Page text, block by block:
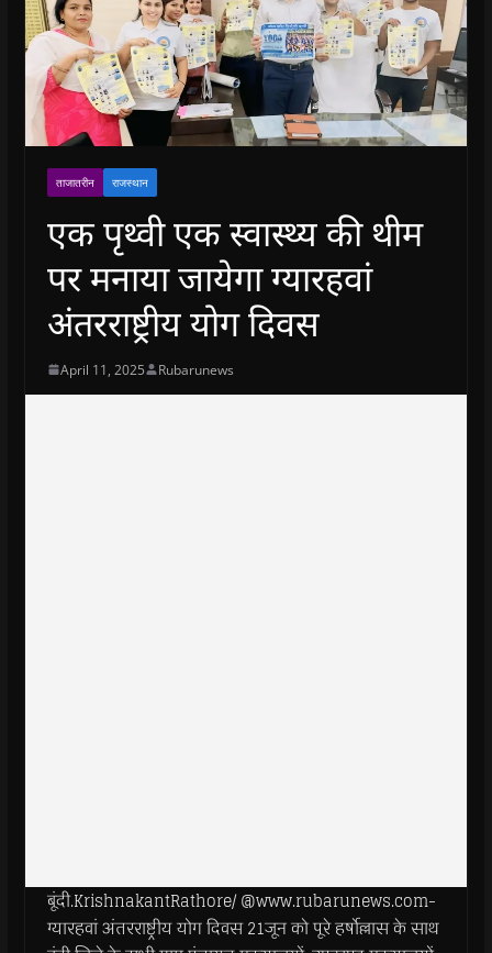
ताजातरीन राजस्थान
एक पृथ्वी एक स्वास्थ्य की थीम
पर मनाया जायेगा ग्यारहवां
अंतरराष्ट्रीय योग दिवस
April 11, 2025 Rubarunews
बूंदी.KrishnakantRathore/ @www.rubarunews.com-
ग्यारहवां अंतरराष्ट्रीय योग दिवस 21जून को पूरे हर्षोल्लास के साथ